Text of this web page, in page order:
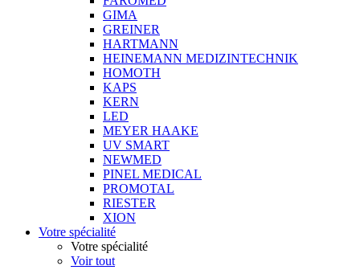
GIMA
GREINER
HARTMANN
HEINEMANN MEDIZINTECHNIK
HOMOTH
KAPS
KERN
LED
MEYER HAAKE
UV SMART
NEWMED
PINEL MEDICAL
PROMOTAL
RIESTER
XION
Votre spécialité
Votre spécialité
Voir tout